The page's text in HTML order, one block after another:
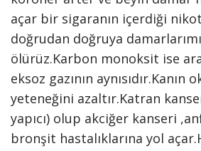
açar bir sigaranın içerdiği
doğrudan doğruya
ölürüz.Karbon monoksit ise
eksoz gazının aynısıdır.Kanın
yeteneğini azaltır.Katran
yapıcı) olup akciğer kanseri
bronşit hastalıklarına yol